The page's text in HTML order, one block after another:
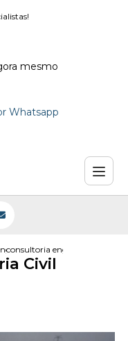
mesmo
Whatsapp
civil
consultoria engenharia civil
Civil